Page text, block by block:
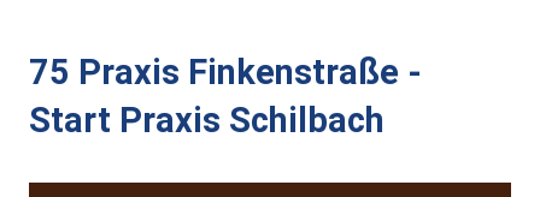
Weihnachtsmarkt
Unser Ort
75 Praxis Finkenstraße -
Start Praxis Schilbach